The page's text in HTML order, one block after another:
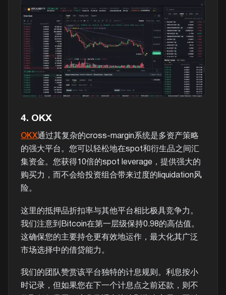
4. OKX
OKX通过其复杂的cross-margin系统是多资产策略
的强大平台。您可以轻松地在spot和衍生品之间汇
集资金。您获得10倍的spot leverage，提供强大的
购买力，而不会给投资组合带来过度的liquidation风
险。
这里的抵押品折扣率与其他平台相比极具竞争力。
我们注意到Bitcoin在第一层级保持0.98的高估值。
这确保您的主要持仓更有效地运作，最大化其广泛
市场选择中的借贷能力。
我们的团队赞赏该平台独特的计息规则。利息按小
时记录，但如果您在下一个计息点之前还款，则不